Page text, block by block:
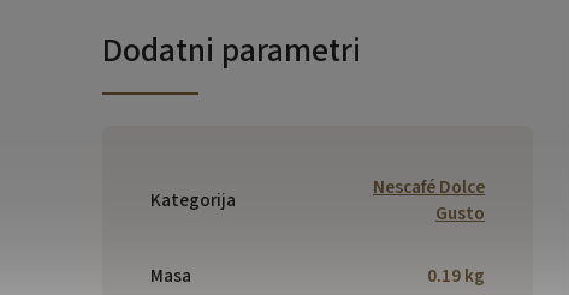
Dodatni parametri
Kategorija
Nescafé Dolce
Gusto
Masa 0.19 kg